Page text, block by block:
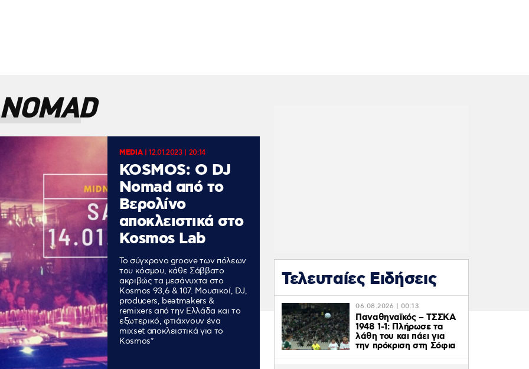
MEDIA|12.01.2023 | 20:14
KOSMOS: Ο DJ
Nomad από το
Βερολίνο
αποκλειστικά στο
Kosmos Lab
Το σύγχρονο groove των πόλεων
του κόσμου, κάθε Σάββατο
ακριβώς τα μεσάνυχτα στο
Kosmos 93,6 & 107. Μουσικοί, DJ,
producers, beatmakers &
remixers από την Ελλάδα και το
εξωτερικό, φτιάχνουν ένα
mixset αποκλειστικά για το
Kosmos*
Τελευταίες Ειδήσεις
06.08.2026 | 00:13
Παναθηναϊκός – ΤΣΣΚΑ
1948 1-1: Πλήρωσε τα
λάθη του και πάει για
την πρόκριση στη Σόφια